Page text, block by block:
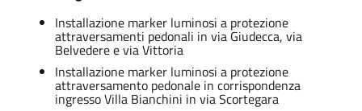
Installazione marker luminosi a protezione
attraversamenti pedonali in via Giudecca, via
Belvedere e via Vittoria
Installazione marker luminosi a protezione
attraversamento pedonale in corrispondenza
ingresso Villa Bianchini in via Scortegara